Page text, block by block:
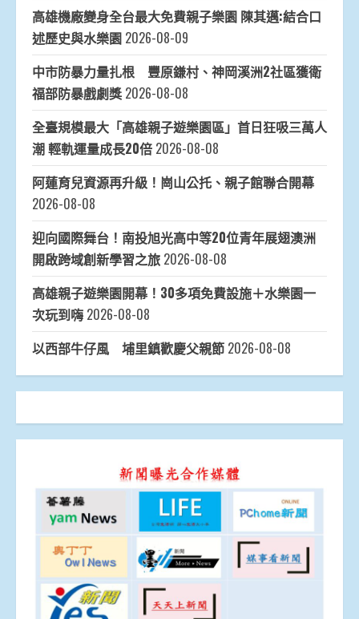
高雄機廠變身全台最大免費親子樂園 陳其邁:結合口
述歷史與水樂園 2026-08-09
中市防暴力量扎根 豐原鎌村、神岡溪洲2社區獲衛
福部防暴戲劇獎 2026-08-08
全臺規模最大「高雄親子遊樂園區」首日狂吸三萬人
潮 輕軌運量成長20倍 2026-08-08
阿蓮育兒資源再升級！崗山公托、親子館聯合開幕
2026-08-08
迎向國際舞台！南投旭光高中等20位青年展翅澳洲
開啟跨域創新學習之旅 2026-08-08
高雄親子遊樂園開幕！30多項免費設施＋水樂園一
次玩到嗨 2026-08-08
以西部牛仔風 埔里鎮歡慶父親節 2026-08-08